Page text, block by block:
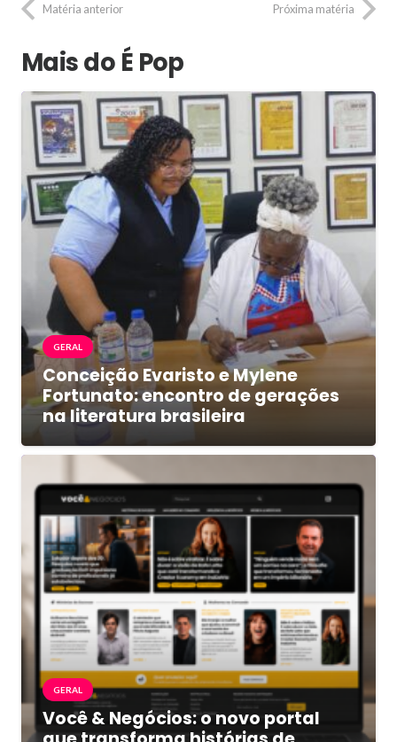
Matéria anterior Próxima matéria
Mais do É Pop
GERAL
Conceição Evaristo e Mylene
Fortunato: encontro de gerações
na literatura brasileira
GERAL
Você & Negócios: o novo portal